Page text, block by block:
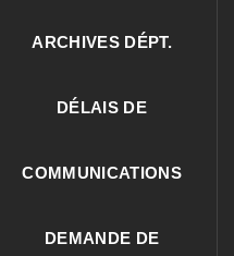
ARCHIVES DÉPT.
DÉLAIS DE
COMMUNICATIONS
DEMANDE DE